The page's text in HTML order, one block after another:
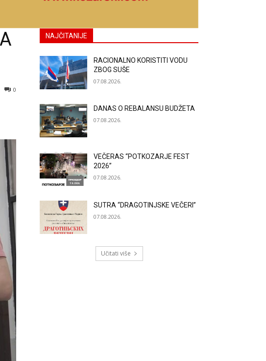
0
NAJČITANIJE
RACIONALNO KORISTITI VODU
ZBOG SUŠE
07.08.2026.
DANAS O REBALANSU BUDŽETA
07.08.2026.
VEČERAS “POTKOZARJE FEST
2026”
07.08.2026.
SUTRA “DRAGOTINJSKE VEČERI”
07.08.2026.
Učitati više